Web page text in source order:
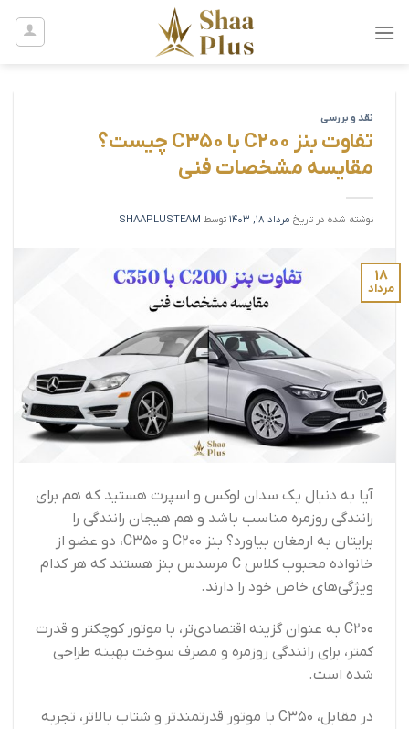
نقد و بررسی
تفاوت بنز C200 با C350 چیست؟
مقایسه مشخصات فنی
نوشته شده در تاریخ مرداد 18, 1403 توسط SHAAPLUSTEAM
۱۸
مرداد
آیا به دنبال یک سدان لوکس و اسپرت هستید که هم برای
رانندگی روزمره مناسب باشد و هم هیجان رانندگی را
برایتان به ارمغان بیاورد؟ بنز C200 و C350، دو عضو از
خانواده محبوب کلاس C مرسدس بنز هستند که هر کدام
ویژگی‌های خاص خود را دارند.
C200 به عنوان گزینه اقتصادی‌تر، با موتور کوچکتر و قدرت
کمتر، برای رانندگی روزمره و مصرف سوخت بهینه طراحی
شده است.
در مقابل، C350 با موتور قدرتمندتر و شتاب بالاتر، تجربه